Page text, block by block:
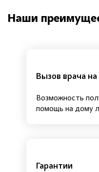
Наши
Вызов врача
Возможность
помощь на дому
Гарантии